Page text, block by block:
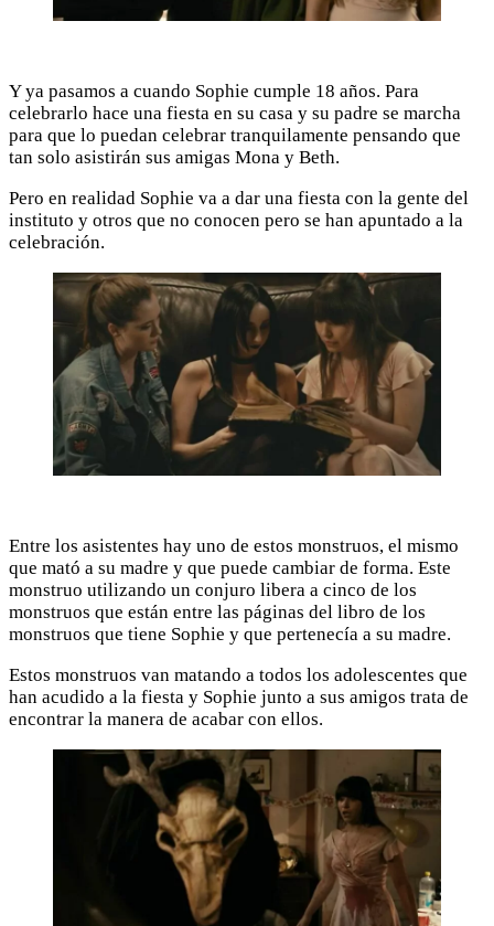
Y ya pasamos a cuando Sophie cumple 18 años. Para
celebrarlo hace una fiesta en su casa y su padre se marcha
para que lo puedan celebrar tranquilamente pensando que
tan solo asistirán sus amigas Mona y Beth.
Pero en realidad Sophie va a dar una fiesta con la gente del
instituto y otros que no conocen pero se han apuntado a la
celebración.
Entre los asistentes hay uno de estos monstruos, el mismo
que mató a su madre y que puede cambiar de forma. Este
monstruo utilizando un conjuro libera a cinco de los
monstruos que están entre las páginas del libro de los
monstruos que tiene Sophie y que pertenecía a su madre.
Estos monstruos van matando a todos los adolescentes que
han acudido a la fiesta y Sophie junto a sus amigos trata de
encontrar la manera de acabar con ellos.